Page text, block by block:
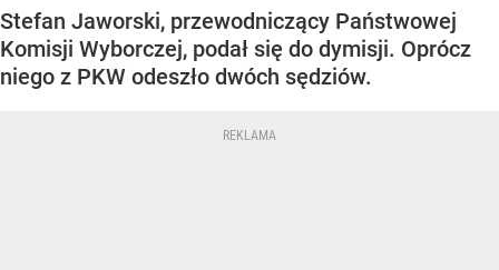
Stefan Jaworski, przewodniczący Państwowej
Komisji Wyborczej, podał się do dymisji. Oprócz
niego z PKW odeszło dwóch sędziów.